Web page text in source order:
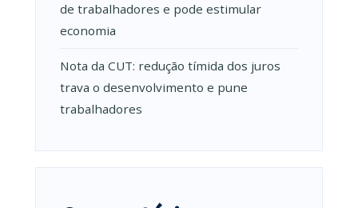
de trabalhadores e pode estimular
economia
Nota da CUT: redução tímida dos juros
trava o desenvolvimento e pune
trabalhadores